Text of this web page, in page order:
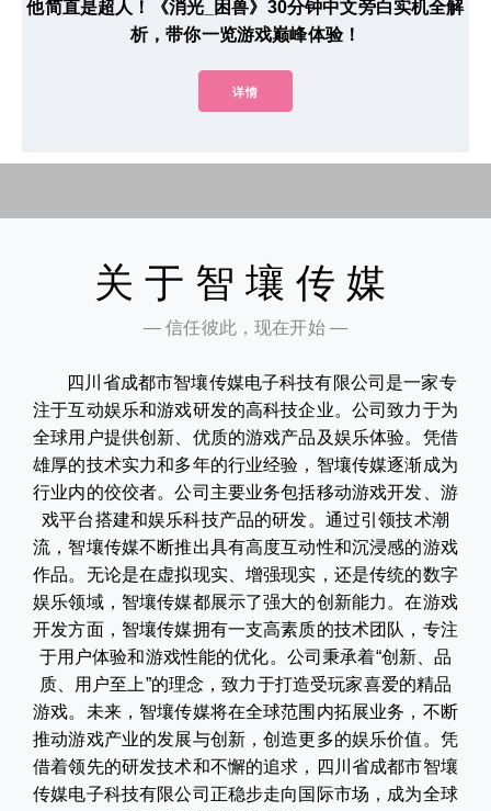
他简直是超人！《消光_困兽》30分钟中文旁白实机全解
析，带你一览游戏巅峰体验！
详情
关于智壤传媒
— 信任彼此，现在开始 —
四川省成都市智壤传媒电子科技有限公司是一家专
注于互动娱乐和游戏研发的高科技企业。公司致力于为
全球用户提供创新、优质的游戏产品及娱乐体验。凭借
雄厚的技术实力和多年的行业经验，智壤传媒逐渐成为
行业内的佼佼者。公司主要业务包括移动游戏开发、游
戏平台搭建和娱乐科技产品的研发。通过引领技术潮
流，智壤传媒不断推出具有高度互动性和沉浸感的游戏
作品。无论是在虚拟现实、增强现实，还是传统的数字
娱乐领域，智壤传媒都展示了强大的创新能力。在游戏
开发方面，智壤传媒拥有一支高素质的技术团队，专注
于用户体验和游戏性能的优化。公司秉承着“创新、品
质、用户至上”的理念，致力于打造受玩家喜爱的精品
游戏。未来，智壤传媒将在全球范围内拓展业务，不断
推动游戏产业的发展与创新，创造更多的娱乐价值。凭
借着领先的研发技术和不懈的追求，四川省成都市智壤
传媒电子科技有限公司正稳步走向国际市场，成为全球